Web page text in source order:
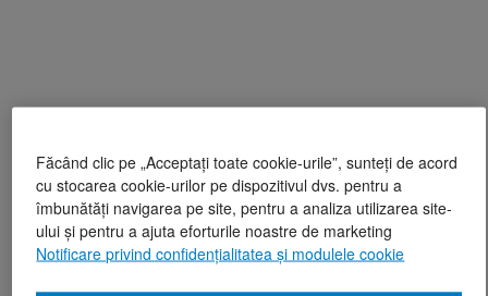
Făcând clic pe „Acceptați toate cookie-urile”, sunteți de acord
cu stocarea cookie-urilor pe dispozitivul dvs. pentru a
îmbunătăți navigarea pe site, pentru a analiza utilizarea site-
ului și pentru a ajuta eforturile noastre de marketing
Notificare privind confidențialitatea și modulele cookie